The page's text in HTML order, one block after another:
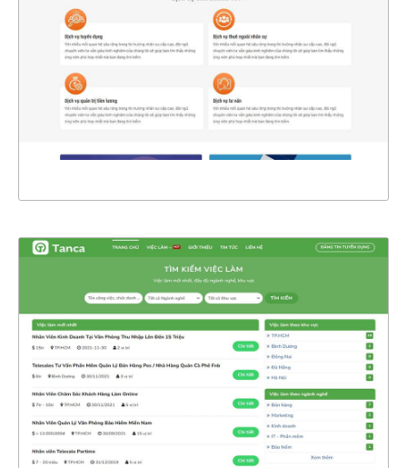
CHI TIẾT
47418